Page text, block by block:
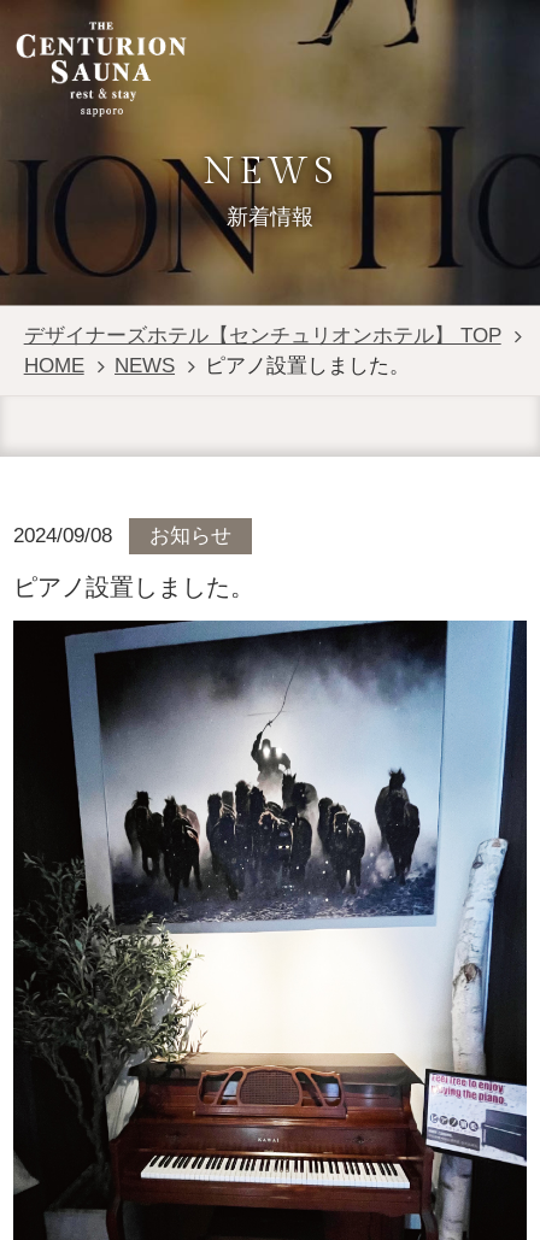
NEWS
新着情報
デザイナーズホテル【センチュリオンホテル】 TOP
HOME
NEWS ピアノ設置しました。
2024/09/08 お知らせ
ピアノ設置しました。